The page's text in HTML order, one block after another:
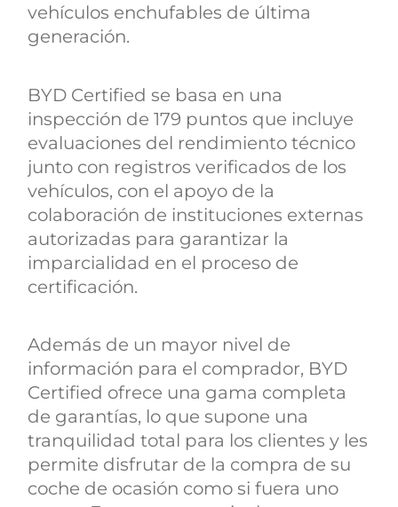
vehículos enchufables de última
generación.
BYD Certified se basa en una
inspección de 179 puntos que incluye
evaluaciones del rendimiento técnico
junto con registros verificados de los
vehículos, con el apoyo de la
colaboración de instituciones externas
autorizadas para garantizar la
imparcialidad en el proceso de
certificación.
Además de un mayor nivel de
información para el comprador, BYD
Certified ofrece una gama completa
de garantías, lo que supone una
tranquilidad total para los clientes y les
permite disfrutar de la compra de su
coche de ocasión como si fuera uno